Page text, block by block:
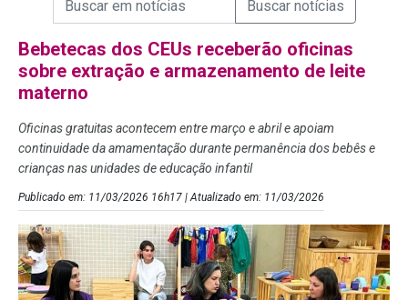
Bebetecas dos CEUs receberão oficinas
sobre extração e armazenamento de leite
materno
Oficinas gratuitas acontecem entre março e abril e apoiam
continuidade da amamentação durante permanência dos bebês e
crianças nas unidades de educação infantil
Publicado em: 11/03/2026 16h17 | Atualizado em: 11/03/2026